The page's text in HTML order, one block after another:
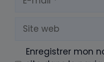
mail
Site
web
Enregistrer mon